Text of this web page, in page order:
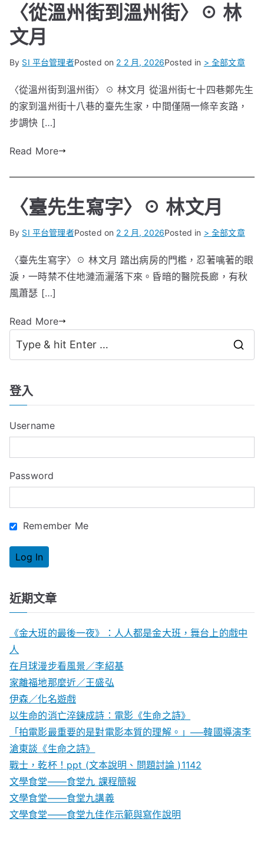
〈從溫州街到溫州街〉☉ 林
文月
By SI 平台管理者Posted on 2 2 月, 2026Posted in > 全部文章
〈從溫州街到溫州街〉☉ 林文月 從溫州街七十四巷鄭先生
的家到溫州街十八巷的臺先生家，中間僅隔一條辛亥路，
步調快 […]
Read More
〈臺先生寫字〉☉ 林文月
By SI 平台管理者Posted on 2 2 月, 2026Posted in > 全部文章
〈臺先生寫字〉☉ 林文月 踏出病房的門檻，忍著噙著的眼
淚，一時禁不住地漣洏灑落下來。昏暗的醫院長廊，有秋
風蕭瑟 […]
Read More
h
r
登入
Username
Password
Remember Me
近期文章
《金大班的最後一夜》：人人都是金大班，舞台上的戲中
人
在月球漫步看風景／李紹基
家離福地那麼近／王盛弘
伊森／化名遊戲
以生命的消亡淬鍊成詩：電影《生命之詩》
「拍電影最重要的是對電影本質的理解。」──韓國導演李
滄東談《生命之詩》
戰士，乾杯！ppt (文本說明、問題討論 )1142
文學食堂——食堂九 課程簡報
文學食堂――食堂九講義
文學食堂——食堂九佳作示範與寫作說明